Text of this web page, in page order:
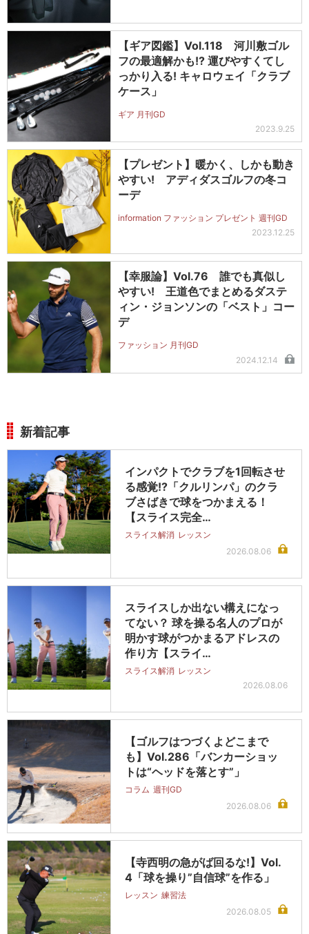
【ギア図鑑】Vol.118 河川敷ゴル
フの最適解かも!? 運びやすくてし
っかり入る! キャロウェイ「クラブ
ケース」
ギア 月刊GD
2023.9.25
【プレゼント】暖かく、しかも動き
やすい! アディダスゴルフの冬コ
ーデ
information ファッション プレゼント 週刊GD
2023.12.25
【幸服論】Vol.76 誰でも真似し
やすい! 王道色でまとめるダステ
ィン・ジョンソンの「ベスト」コー
デ
ファッション 月刊GD
2024.12.14
新着記事
インパクトでクラブを1回転させ
る感覚!?「クルリンパ」のクラ
ブさばきで球をつかまえる！
【スライス完全…
スライス解消 レッスン
2026.08.06
スライスしか出ない構えになっ
てない？ 球を操る名人のプロが
明かす球がつかまるアドレスの
作り方【スライ…
スライス解消 レッスン
2026.08.06
【ゴルフはつづくよどこまで
も】Vol.286「バンカーショッ
トは“ヘッドを落とす”」
コラム 週刊GD
2026.08.06
【寺西明の急がば回るな!】Vol.
4「球を操り”自信球”を作る」
レッスン 練習法
2026.08.05